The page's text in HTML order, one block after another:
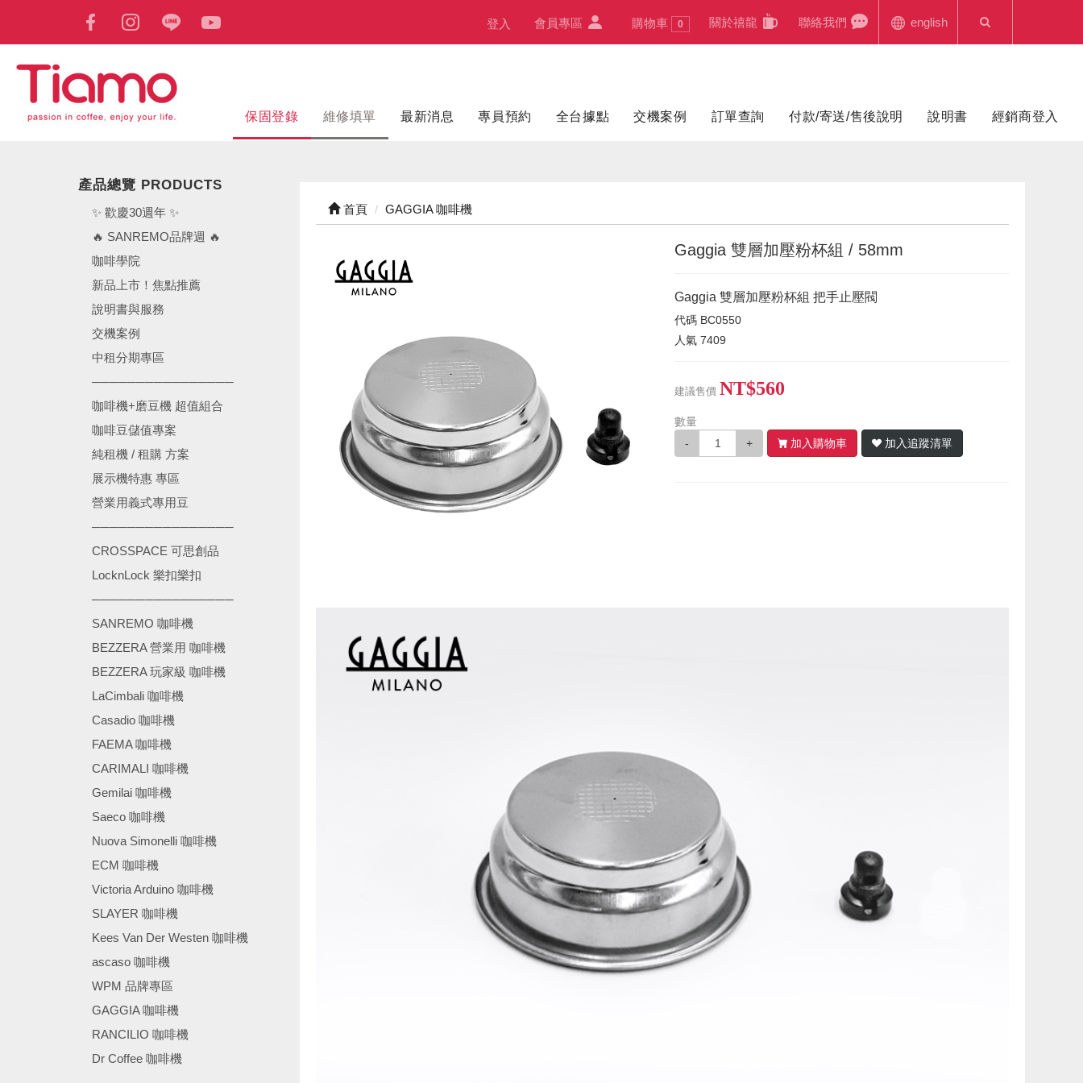
登入 會員專區 購物車 0 關於禧龍 聯絡我們 english
保固登錄 維修填單 最新消息 專員預約 全台據點 交機案例 訂單查詢 付款/寄送/售後說明 說明書 經銷商登入
產品總覽 PRODUCTS
✨ 歡慶30週年 ✨
🔥 SANREMO品牌週 🔥
咖啡學院
新品上市！焦點推薦
說明書與服務
交機案例
中租分期專區
────────────────
咖啡機+磨豆機 超值組合
咖啡豆儲值專案
純租機 / 租購 方案
展示機特惠 專區
營業用義式專用豆
────────────────
CROSSPACE 可思創品
LocknLock 樂扣樂扣
────────────────
SANREMO 咖啡機
BEZZERA 營業用 咖啡機
BEZZERA 玩家級 咖啡機
LaCimbali 咖啡機
Casadio 咖啡機
FAEMA 咖啡機
CARIMALI 咖啡機
Gemilai 咖啡機
Saeco 咖啡機
Nuova Simonelli 咖啡機
ECM 咖啡機
Victoria Arduino 咖啡機
SLAYER 咖啡機
Kees Van Der Westen 咖啡機
ascaso 咖啡機
WPM 品牌專區
GAGGIA 咖啡機
RANCILIO 咖啡機
Dr Coffee 咖啡機
首頁 GAGGIA 咖啡機
Gaggia 雙層加壓粉杯組 / 58mm
Gaggia 雙層加壓粉杯組 把手止壓閥
代碼 BC0550
人氣 7409
建議售價 NT$560
數量
-
+ 加入購物車 加入追蹤清單